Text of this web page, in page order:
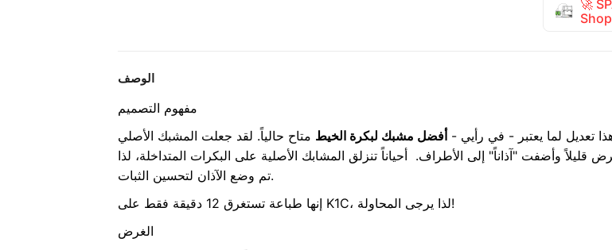
🚀
الوصف
مفهوم التصميم
تعديل لما يعتبر - في رأيي - أفضل مشبك لبكرة الخيط متاح حالياً. لقد جعلت المشبك الأصلي
قليلاً وأضفت "آذاناً" إلى الأطراف. أحياناً تنزلق المشابك الأصلية على البكرات المتداخلة، لذا
تم وضع الآذان لتحسين الثبات.
إنها طباعة تستغرق 12 دقيقة فقط على K1C، لذا يرجى المحاولة!
الغرض